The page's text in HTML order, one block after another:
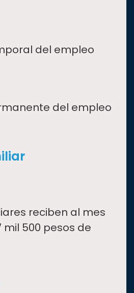
del empleo
del empleo
reciben al mes
mil 500 pesos de